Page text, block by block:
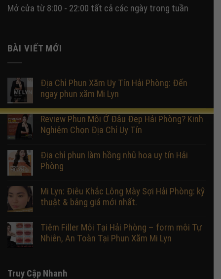
Mở cửa từ 8:00 - 22:00 tất cả các ngày trong tuần
BÀI VIẾT MỚI
Địa Chỉ Phun Xăm Uy Tín Hải Phòng: Đến
ngay phun xăm Mi Lyn
Review Phun Môi Ở Đâu Đẹp Hải Phòng? Kinh
Nghiệm Chọn Địa Chỉ Uy Tín
Địa chỉ phun làm hồng nhũ hoa uy tín Hải
Phòng
Mi Lyn: Điêu Khắc Lông Mày Sợi Hải Phòng: kỹ
thuật & bảng giá mới nhất.
Tiêm Filler Môi Tại Hải Phòng – form môi Tự
Nhiên, An Toàn Tại Phun Xăm Mi Lyn
Truy Cập Nhanh